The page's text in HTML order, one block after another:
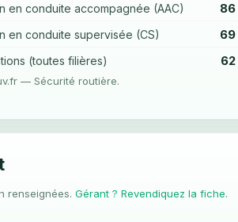
en conduite accompagnée (AAC) 86
en conduite supervisée (CS) 69
(toutes filières)
— Sécurité routière.
renseignées. Gérant ? Revendiquez la fiche.